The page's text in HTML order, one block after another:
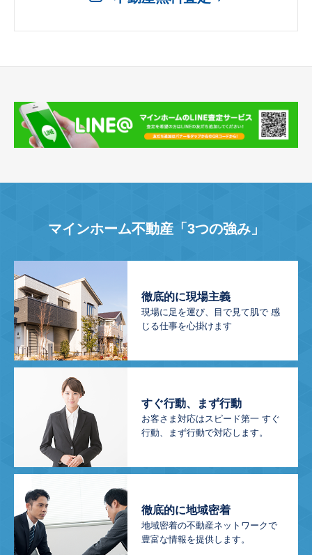
マインホーム不動産「3つの強み」
徹底的に現場主義
現場に足を運び、目で見て肌で 感
じる仕事を心掛けます
すぐ行動、まず行動
お客さま対応はスピード第一 すぐ
行動、まず行動で対応します。
徹底的に地域密着
地域密着の不動産ネットワークで
豊富な情報を提供します。